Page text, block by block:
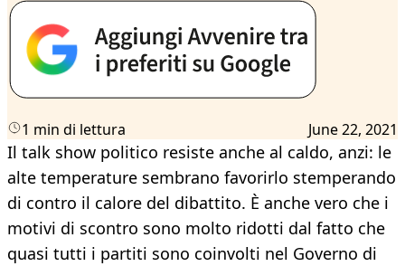
1 min di lettura June 22, 2021
Il talk show politico resiste anche al caldo, anzi: le
alte temperature sembrano favorirlo stemperando
di contro il calore del dibattito. È anche vero che i
motivi di scontro sono molto ridotti dal fatto che
quasi tutti i partiti sono coinvolti nel Governo di